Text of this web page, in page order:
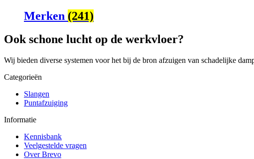
Merken (241)
Ook schone lucht op de werkvloer?
Wij bieden diverse systemen voor het bij de bron afzuigen van schadelijke
Categorieën
Slangen
Puntafzuiging
Informatie
Kennisbank
Veelgestelde vragen
Over Brevo